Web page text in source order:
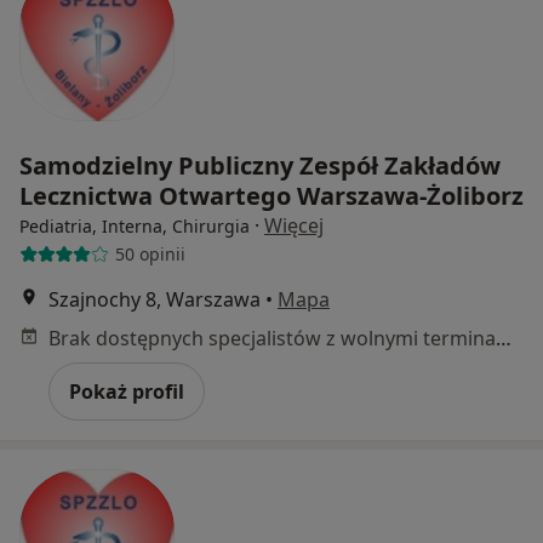
Samodzielny Publiczny Zespół Zakładów
Lecznictwa Otwartego Warszawa-Żoliborz
Pediatria, Interna, Chirurgia · Więcej
50 opinii
Szajnochy 8, Warszawa • Mapa
Brak dostępnych specjalistów z wolnymi terminami w tym centrum medycznym.
Pokaż profil